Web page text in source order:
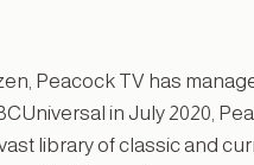
Peacock TV has
in July 2020,
library of classic and